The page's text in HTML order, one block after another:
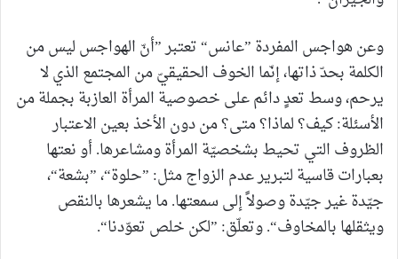
وعن هواجس المفردة ”عانس“ تعتبر ”أنّ الهواجس ليس من
الكلمة بحدّ ذاتها، إنّما الخوف الحقيقيّ من المجتمع الذي لا
يرحم، وسط تعدٍ دائم على خصوصية المرأة العازبة بجملة من
الأسئلة: كيف؟ لماذا؟ متى؟ من دون الأخذ بعين الاعتبار
الظروف التي تحيط بشخصيّة المرأة ومشاعرها. أو نعتها
بعبارات قاسية لتبرير عدم الزواج مثل: ”حلوة“، ”بشعة“،
جيّدة غير جيّدة وصولاً إلى سمعتها. ما يشعرها بالنقص
ويثقلها بالمخاوف“. وتعلّق: ”لكن خلص تعوّدنا“.